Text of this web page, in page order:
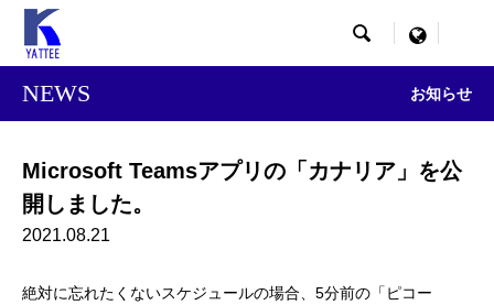

NEWS お知らせ
Microsoft Teamsアプリの「カナリア」を公
開しました。
2021.08.21
絶対に忘れたくないスケジュールの場合、5分前の「ピコー